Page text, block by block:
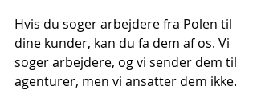
Hvis du soger arbejdere fra Polen til
dine kunder, kan du fa dem af os. Vi
soger arbejdere, og vi sender dem til
agenturer, men vi ansatter dem ikke.